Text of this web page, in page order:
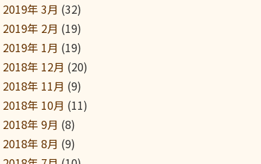
2019年 3月 (32)
2019年 2月 (19)
2019年 1月 (19)
2018年 12月 (20)
2018年 11月 (9)
2018年 10月 (11)
2018年 9月 (8)
2018年 8月 (9)